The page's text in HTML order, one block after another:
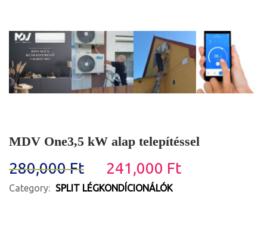
MDV One3,5 kW alap telepítéssel
280,000Ft 241,000 Ft
Category: SPLIT LÉGKONDÍCIONÁLÓK